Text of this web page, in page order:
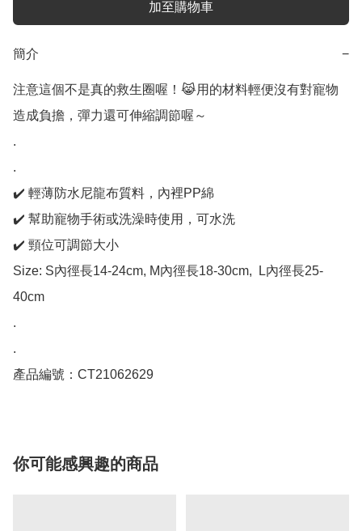
加至購物車
簡介 −
注意這個不是真的救生圈喔！😹用的材料輕便沒有對寵物
造成負擔，彈力還可伸縮調節喔～
.
.
✔️ 輕薄防水尼龍布質料，內裡PP綿
✔️ 幫助寵物手術或洗澡時使用，可水洗
✔️ 頸位可調節大小
Size: S內徑長14-24cm, M內徑長18-30cm,  L內徑長25-
40cm
.
.
產品編號：CT21062629
你可能感興趣的商品